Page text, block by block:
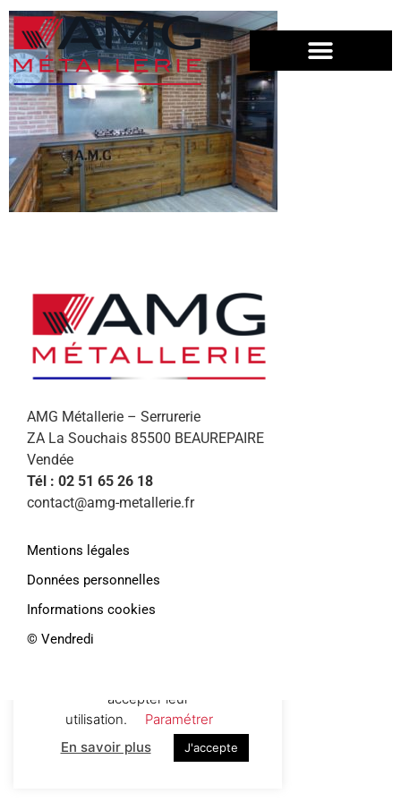
AMG Métallerie – Serrurerie
ZA La Souchais 85500 BEAUREPAIRE
Vendée
Tél : 02 51 65 26 18
contact@amg-metallerie.fr
Mentions légales
Données personnelles
Informations cookies
©️ Vendredi
Afin de vous proposer des services et
offres personnalisés, AMG Métallerie
accepter leur
utilisation.
Paramétrer
En savoir plus
J'accepte